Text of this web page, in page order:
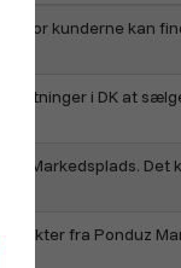
hvor kunderne kan
i DK at
Markedsplads. Det
fra Ponduz